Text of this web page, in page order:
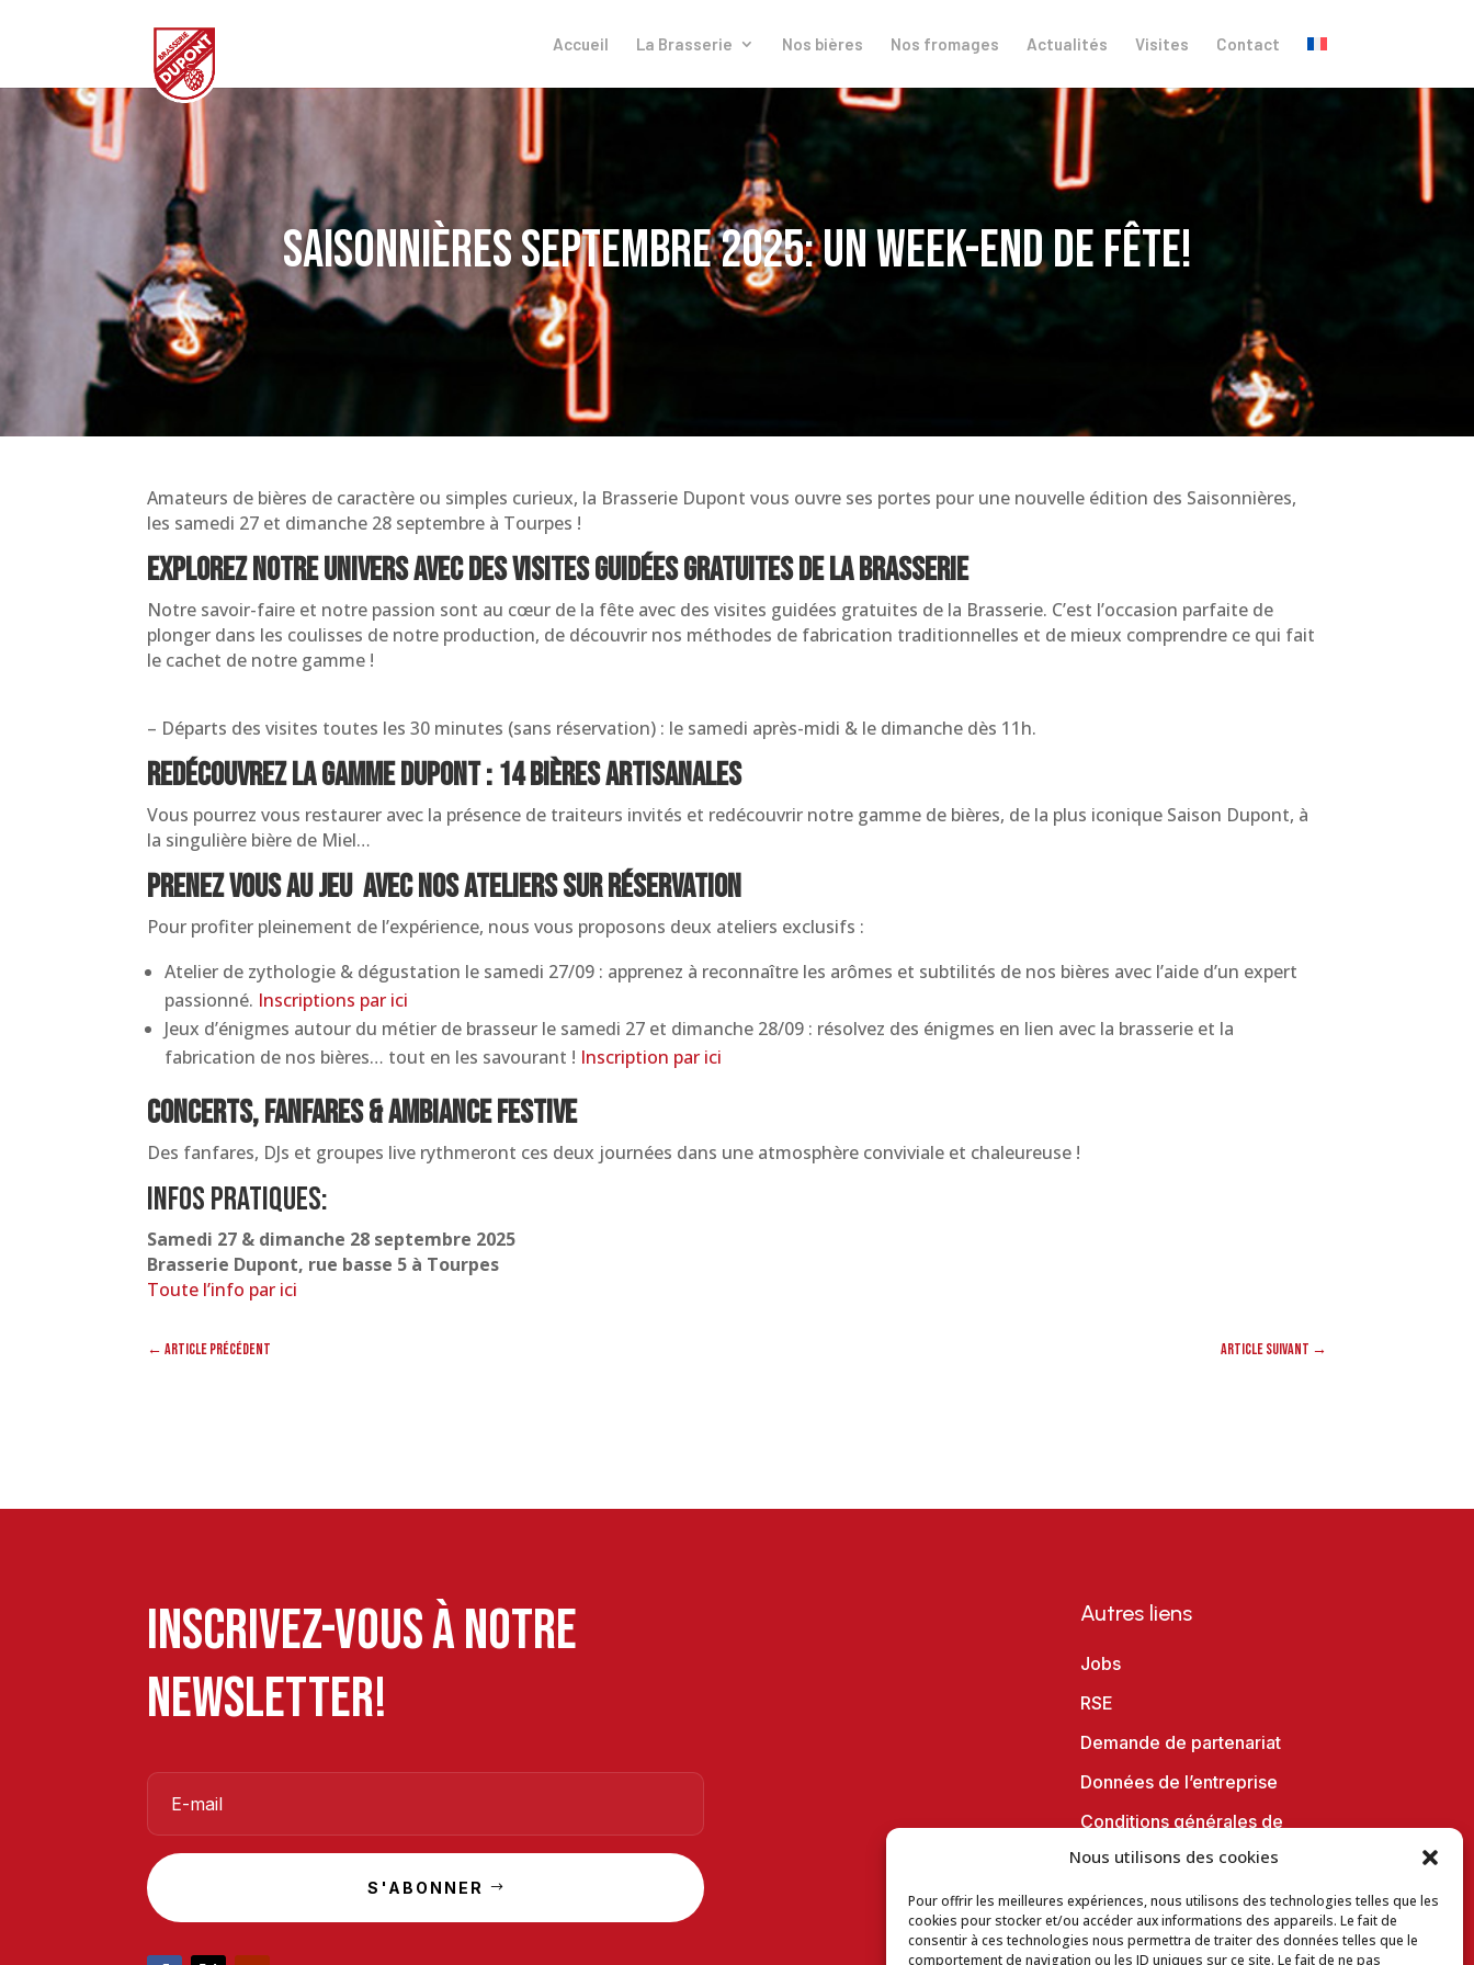
Nous utilisons des cookies
Pour offrir les meilleures expériences, nous utilisons des technologies telles que les
cookies pour stocker et/ou accéder aux informations des appareils. Le fait de
consentir à ces technologies nous permettra de traiter des données telles que le
comportement de navigation ou les ID uniques sur ce site. Le fait de ne pas
Accueil La Brasserie Nos bières Nos fromages Actualités Visites Contact
Saisonnières septembre 2025: un week-end de fête!
Amateurs de bières de caractère ou simples curieux, la Brasserie Dupont vous ouvre ses portes pour une nouvelle édition des Saisonnières,
les samedi 27 et dimanche 28 septembre à Tourpes !
Explorez notre univers avec des visites guidées gratuites de la Brasserie
Notre savoir-faire et notre passion sont au cœur de la fête avec des visites guidées gratuites de la Brasserie. C’est l’occasion parfaite de
plonger dans les coulisses de notre production, de découvrir nos méthodes de fabrication traditionnelles et de mieux comprendre ce qui fait
le cachet de notre gamme !
– Départs des visites toutes les 30 minutes (sans réservation) : le samedi après-midi & le dimanche dès 11h.
Redécouvrez la gamme Dupont : 14 bières artisanales
Vous pourrez vous restaurer avec la présence de traiteurs invités et redécouvrir notre gamme de bières, de la plus iconique Saison Dupont, à
la singulière bière de Miel…
prenez vous au jeu avec nos ateliers sur réservation
Pour profiter pleinement de l’expérience, nous vous proposons deux ateliers exclusifs :
Atelier de zythologie & dégustation le samedi 27/09 : apprenez à reconnaître les arômes et subtilités de nos bières avec l’aide d’un expert
passionné. Inscriptions par ici
Jeux d’énigmes autour du métier de brasseur le samedi 27 et dimanche 28/09 : résolvez des énigmes en lien avec la brasserie et la
fabrication de nos bières… tout en les savourant ! Inscription par ici
Concerts, fanfares & ambiance festive
Des fanfares, DJs et groupes live rythmeront ces deux journées dans une atmosphère conviviale et chaleureuse !
Infos pratiques:
Samedi 27 & dimanche 28 septembre 2025
Brasserie Dupont, rue basse 5 à Tourpes
Toute l’info par ici
←Article précédent Article suivant →
Inscrivez-vous à notre
newsletter!
S'ABONNER
Autres liens
Jobs
RSE
Demande de partenariat
Données de l’entreprise
Conditions générales de
vente en ligne
Conditions d’utilisation du site